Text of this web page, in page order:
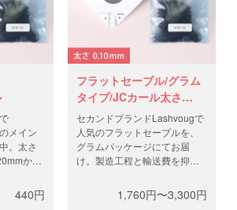
メイン
。太さ
から
気のフラ
ムパッ
440円
フラットセーブル/グラム
タイプ/JCカール太さ
0.10mm
セカンドブランドLashvougで
人気のフラットセーブルを、
グラムパッケージにてお届
け。製造工程と輸送費を抑
ュを低価格で。0.5gと1gから
お選びください。
1,760円〜3,300円